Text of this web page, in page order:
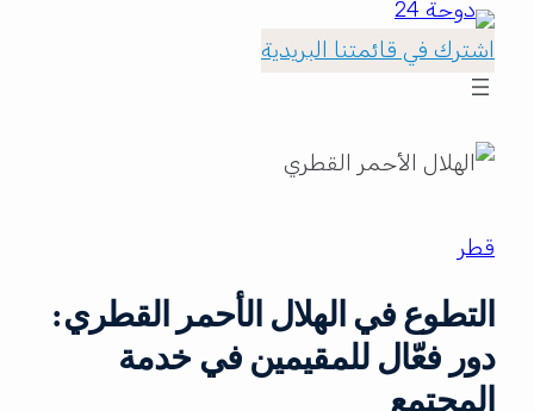
اشترك في قائمتنا البريدية
قطر
التطوع في الهلال الأحمر القطري:
دور فعّال للمقيمين في خدمة
المجتمع